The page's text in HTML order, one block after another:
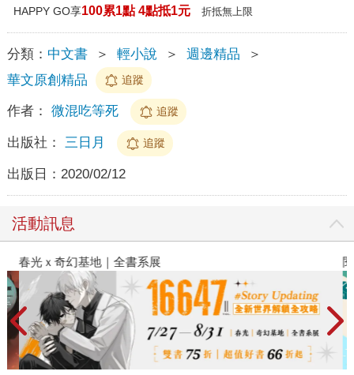
HAPPY GO享100累1點 4點抵1元 折抵無上限
分類： 中文書 ＞ 輕小說 ＞ 週邊精品
＞
華文原創精品
追蹤
作者： 微混吃等死 追蹤
出版社： 三日月 追蹤
出版日： 2020/02/12
活動訊息
春光ｘ奇幻基地｜全書系展